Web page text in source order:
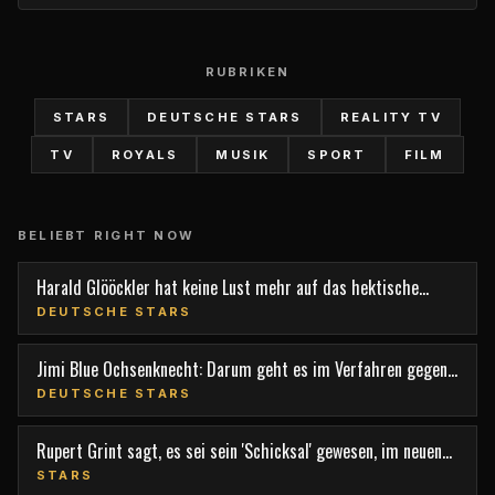
RUBRIKEN
STARS DEUTSCHE STARS REALITY TV
TV ROYALS MUSIK SPORT FILM
BELIEBT RIGHT NOW
Harald Glööckler hat keine Lust mehr auf das hektische
Berlin
DEUTSCHE STARS
Jimi Blue Ochsenknecht: Darum geht es im Verfahren gegen
den TV-Star
DEUTSCHE STARS
Rupert Grint sagt, es sei sein 'Schicksal' gewesen, im neuen
Film 'Nightborn' mitzuspielen
STARS